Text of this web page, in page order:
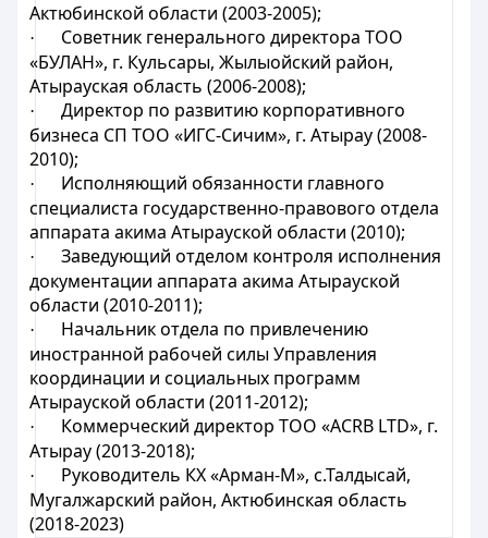
Актюбинской области (2003-2005);
·
Советник генерального директора ТОО
«БУЛАН», г. Кульсары, Жылыойский район,
Атырауская область (2006-2008);
·
Директор по развитию корпоративного
бизнеса СП ТОО «ИГС-Сичим», г. Атырау (2008-
2010);
·
Исполняющий обязанности главного
специалиста государственно-правового отдела
аппарата акима Атырауской области (2010);
·
Заведующий отделом контроля исполнения
документации аппарата акима Атырауской
области (2010-2011);
·
Начальник отдела по привлечению
иностранной рабочей силы Управления
координации и социальных программ
Атырауской области (2011-2012);
·
Коммерческий директор ТОО «ACRB LTD», г.
Атырау (2013-2018);
·
Руководитель КХ «Арман-М», с.Талдысай,
Мугалжарский район, Актюбинская область
(2018-2023)